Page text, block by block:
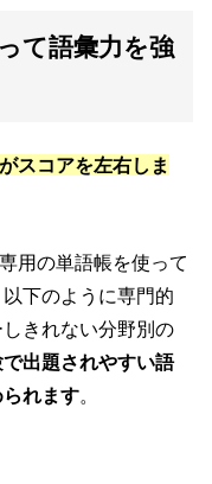
て語彙力を強
スコアを左右しま
用の単語帳を使って
下のように専門的
きれない分野別の
で出題されやすい語
れます。